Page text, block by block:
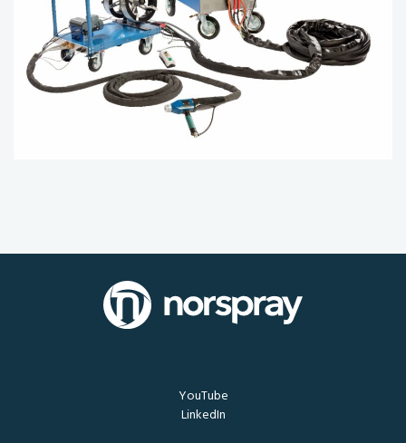
YouTube
LinkedIn